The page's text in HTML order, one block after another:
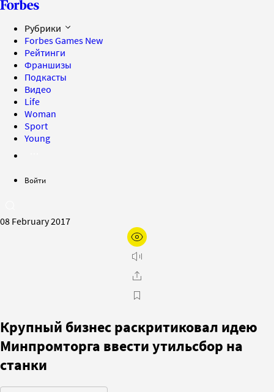
Рубрики
Forbes Games New
Рейтинги
Франшизы
Подкасты
Видео
Life
Woman
Sport
Young
Войти
08 February 2017
Крупный бизнес раскритиковал идею
Минпромторга ввести утильсбор на
станки